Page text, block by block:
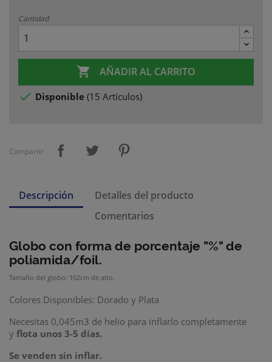
Cantidad
 AÑADIR AL CARRITO
 Disponible (15 Artículos)
Compartir
Descripción
Detalles del producto
Comentarios
Globo con forma de porcentaje "%" de
poliamida/foil.
Tamaño del globo: 102cm de alto.
Colores Disponibles: Dorado y Plata
Necesitas 0,045m3 de helio para inflarlo completamente
y flota unos 3-5 días.
Se venden sin inflar.